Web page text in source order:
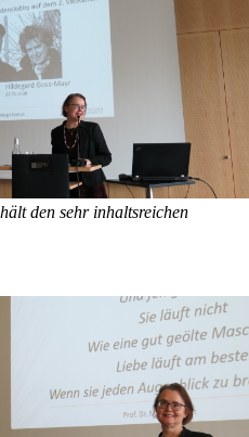
den sehr inhaltsreichen